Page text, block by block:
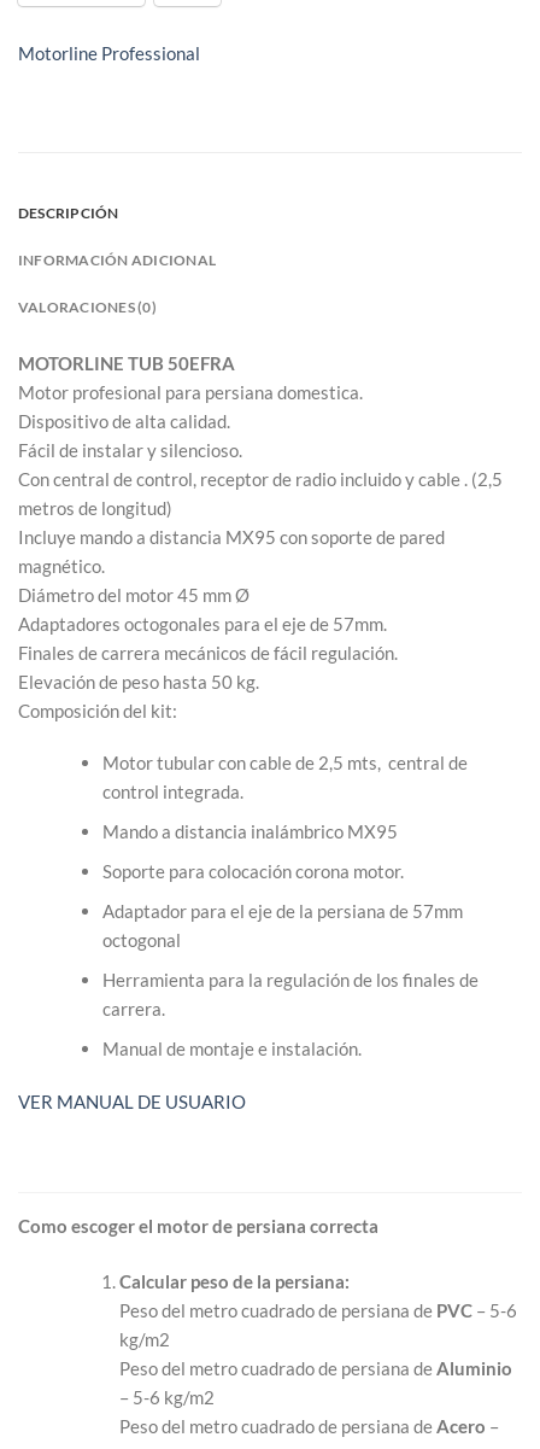
Motorline Professional
DESCRIPCIÓN
INFORMACIÓN ADICIONAL
VALORACIONES (0)
MOTORLINE TUB 50EFRA
Motor profesional para persiana domestica.
Dispositivo de alta calidad.
Fácil de instalar y silencioso.
Con central de control, receptor de radio incluido y cable . (2,5
metros de longitud)
Incluye mando a distancia MX95 con soporte de pared
magnético.
Diámetro del motor 45 mm Ø
Adaptadores octogonales para el eje de 57mm.
Finales de carrera mecánicos de fácil regulación.
Elevación de peso hasta 50 kg.
Composición del kit:
Motor tubular con cable de 2,5 mts, central de
control integrada.
Mando a distancia inalámbrico MX95
Soporte para colocación corona motor.
Adaptador para el eje de la persiana de 57mm
octogonal
Herramienta para la regulación de los finales de
carrera.
Manual de montaje e instalación.
VER MANUAL DE USUARIO
Como escoger el motor de persiana correcta
Calcular peso de la persiana:
Peso del metro cuadrado de persiana de PVC – 5-6
kg/m2
Peso del metro cuadrado de persiana deAluminio
– 5-6 kg/m2
Peso del metro cuadrado de persiana deAcero –